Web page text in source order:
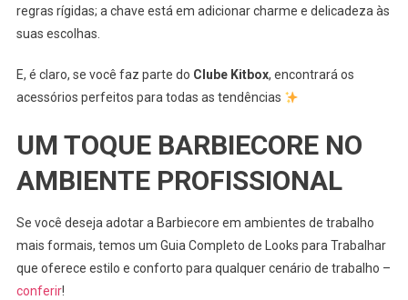
regras rígidas; a chave está em adicionar charme e delicadeza às
suas escolhas.
E, é claro, se você faz parte do Clube Kitbox, encontrará os
acessórios perfeitos para todas as tendências
UM TOQUE BARBIECORE NO
AMBIENTE PROFISSIONAL
Se você deseja adotar a Barbiecore em ambientes de trabalho
mais formais, temos um Guia Completo de Looks para Trabalhar
que oferece estilo e conforto para qualquer cenário de trabalho –
conferir!